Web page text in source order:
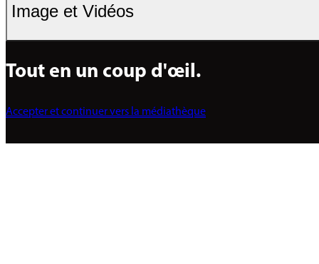
Image et Vidéos
Tout en un coup d'œil.
Accepter et continuer vers la médiathèque